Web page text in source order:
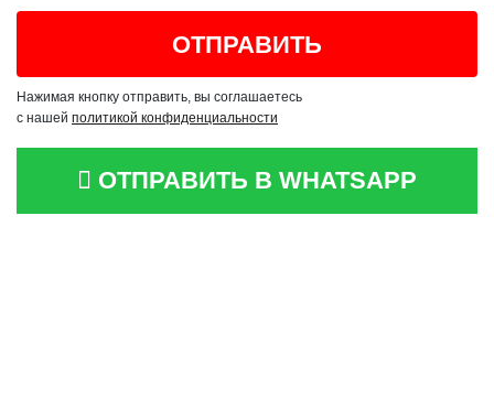
Нажимая кнопку отправить, вы соглашаетесь
с нашей политикой конфиденциальности
ОТПРАВИТЬ В WHATSAPP